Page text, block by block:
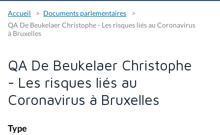
Accueil
Documents parlementaires
QA De Beukelaer Christophe - Les risques liés au Coronavirus
à Bruxelles
QA De Beukelaer Christophe
- Les risques liés au
Coronavirus à Bruxelles
Type